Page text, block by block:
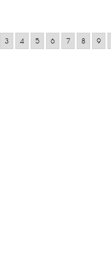
3 4 5 6 7 8 9